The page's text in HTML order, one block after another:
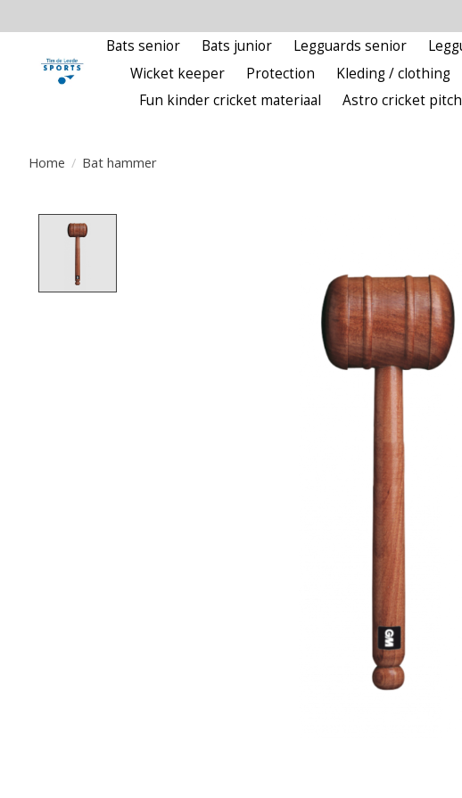
Bats senior Bats junior Legguards senior
Wicket keeper
Protection Kleding / clothing
Fun kinder cricket materiaal
Astro cricket
Home / Bat hammer